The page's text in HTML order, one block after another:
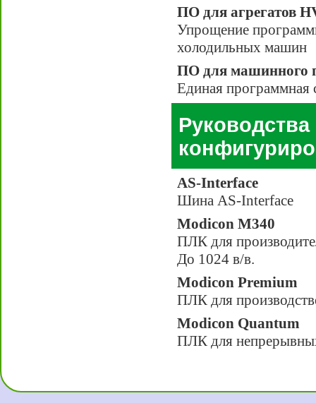
ПО для агрегатов
Упрощение
холодильных машин
ПО для машинного
Единая программная
AS-Interface
Шина AS-Interface
Modicon M340
ПЛК для
До 1024 в/в.
Modicon Premium
ПЛК для
Modicon Quantum
ПЛК для